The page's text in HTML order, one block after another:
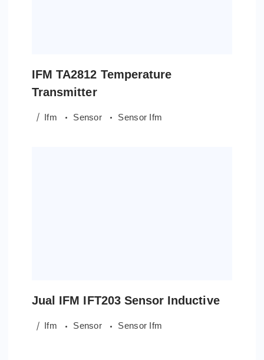
IFM TA2812 Temperature
Transmitter
Ifm Sensor Sensor Ifm
Jual IFM IFT203 Sensor Inductive
Ifm Sensor Sensor Ifm